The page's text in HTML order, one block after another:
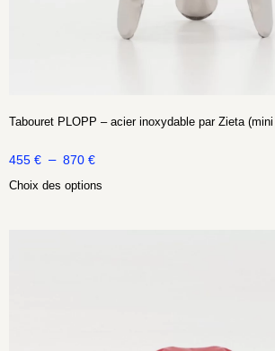
Tabouret PLOPP – acier inoxydable par Zieta
455 € – 870 €
Choix des options